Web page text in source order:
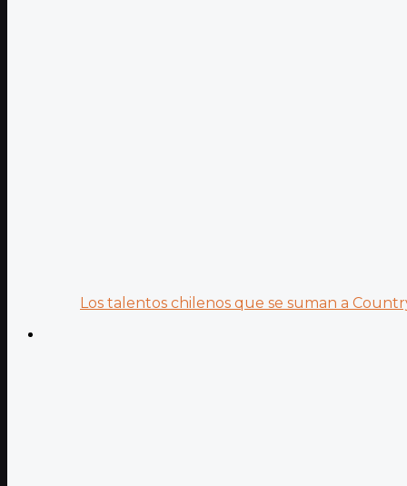
Los talentos chilenos que se suman a